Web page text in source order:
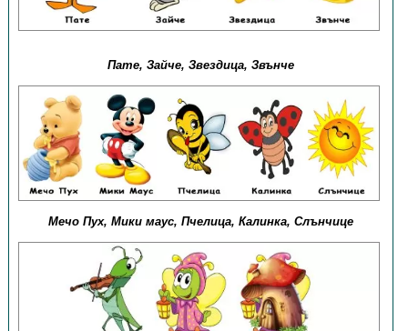
Пате, Зайче, Звездица, Звънче
Мечо Пух, Мики маус, Пчелица, Калинка, Слънчице